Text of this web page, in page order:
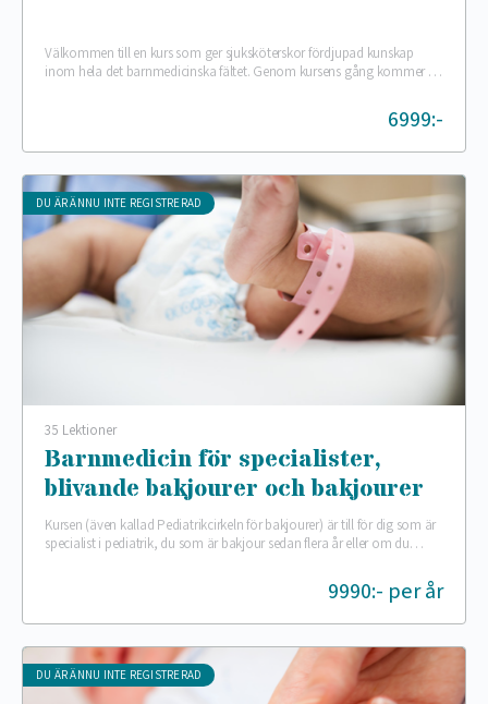
Välkommen till en kurs som ger sjuksköterskor fördjupad kunskap
inom hela det barnmedicinska fältet. Genom kursens gång kommer du
6999:-
DU ÄR ÄNNU INTE REGISTRERAD
35 Lektioner
Barnmedicin för specialister,
blivande bakjourer och bakjourer
Kursen (även kallad Pediatrikcirkeln för bakjourer) är till för dig som är
specialist i pediatrik, du som är bakjour sedan flera år eller om du…
9990:- per år
DU ÄR ÄNNU INTE REGISTRERAD